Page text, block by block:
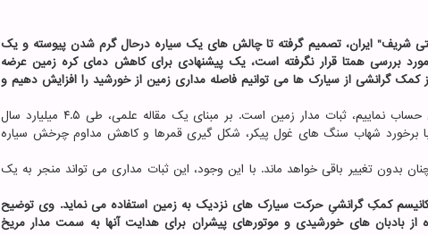
شریف" ایران، تصمیم گرفته تا چالش های یک سیاره درحال گرم شدن پیوسته و یک
بررسی همتا قرار نگرفته است، یک پیشنهادی برای کاهش دمای کره زمین عرضه
کمک گرانشی از سیارک ها می توانیم فاصله مداری زمین از خورشید را افزایش دهیم و
چیزی که ما به صورت کلی فکر می نماییم می توانیم روی آن حساب نماییم، ثبات مدار زمین است. بر مبنای یک مقاله علمی، طی ۴.۵ میلیارد سال
برخورد شهاب سنگ های غول پیکر، شکل گیری قمرها و کاهش مداوم چرخش سیاره
زمین همچنان بدون تغییر باقی خواهد ماند. با این وجود، این ثبات مداری می تواند منجر به یک
کمکِ گرانشیِ حرکت سیارک های نزدیک به زمین استفاده می نماید. وی توضیح
از بادبان های خورشیدی و موتورهای پیشران برای هدایت آنها به سمت مدار مریخ